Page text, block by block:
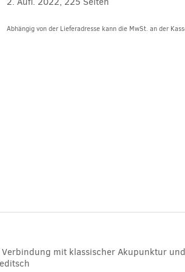
Abhängig von der Lieferadresse kann die MwSt. an der
mit klassischer Akupunktur